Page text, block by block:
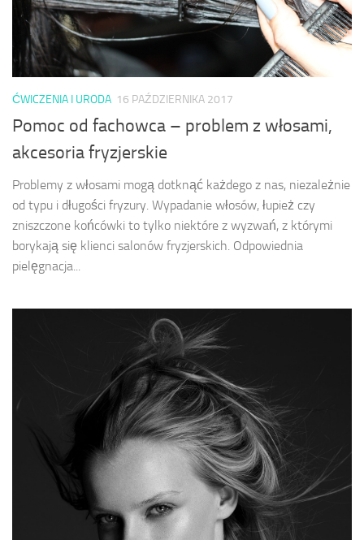
ĆWICZENIA I URODA 16 PAŹDZIERNIKA 2017
Pomoc od fachowca – problem z włosami,
akcesoria fryzjerskie
Problemy z włosami mogą dotknąć każdego z nas, niezależnie
od typu i długości fryzury. Wypadanie włosów, łupież czy
zniszczone końcówki to tylko niektóre z wyzwań, z którymi
borykają się klienci salonów fryzjerskich. Odpowiednia
pielęgnacja...